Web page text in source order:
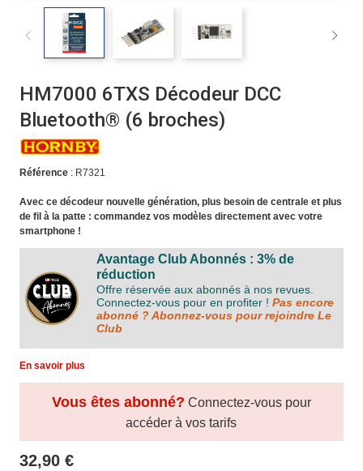
HM7000 6TXS Décodeur DCC
Bluetooth® (6 broches)
Référence: R7321
Avec ce décodeur nouvelle génération, plus besoin de centrale et plus
de fil à la patte : commandez vos modèles directement avec votre
smartphone !
Avantage Club Abonnés : 3% de
réduction
Offre réservée aux abonnés à nos revues.
Connectez-vous pour en profiter ! Pas encore
abonné ? Abonnez-vous pour rejoindre Le
Club
En savoir plus
32,90 €
Vous êtes abonné? Connectez-vous pour
accéder à vos tarifs